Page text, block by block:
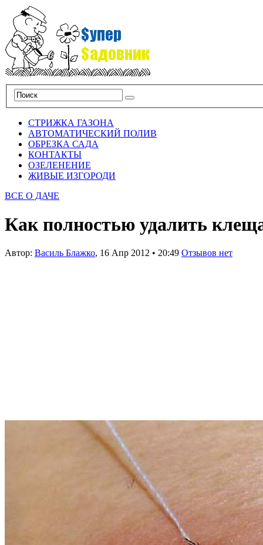
СТРИЖКА ГАЗОНА
АВТОМАТИЧЕСКИЙ ПОЛИВ
ОБРЕЗКА САДА
КОНТАКТЫ
ОЗЕЛЕНЕНИЕ
ЖИВЫЕ ИЗГОРОДИ
ВСЕ О ДАЧЕ
Как полностью удалить
Автор: Василь Блажко, 16 Апр 2012 • 20:49 Отзывов нет